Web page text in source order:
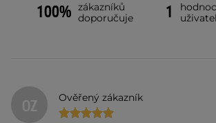
100% zákazníků
doporučuje
1
OZ Ověřený zákazník